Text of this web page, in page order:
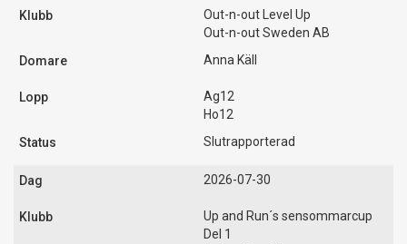
Out-n-out Level Up
Out-n-out Sweden AB
Anna Käll
Ag12
Ho12
Slutrapporterad
2026-07-30
Up and Run´s sensommarcup
Del 1